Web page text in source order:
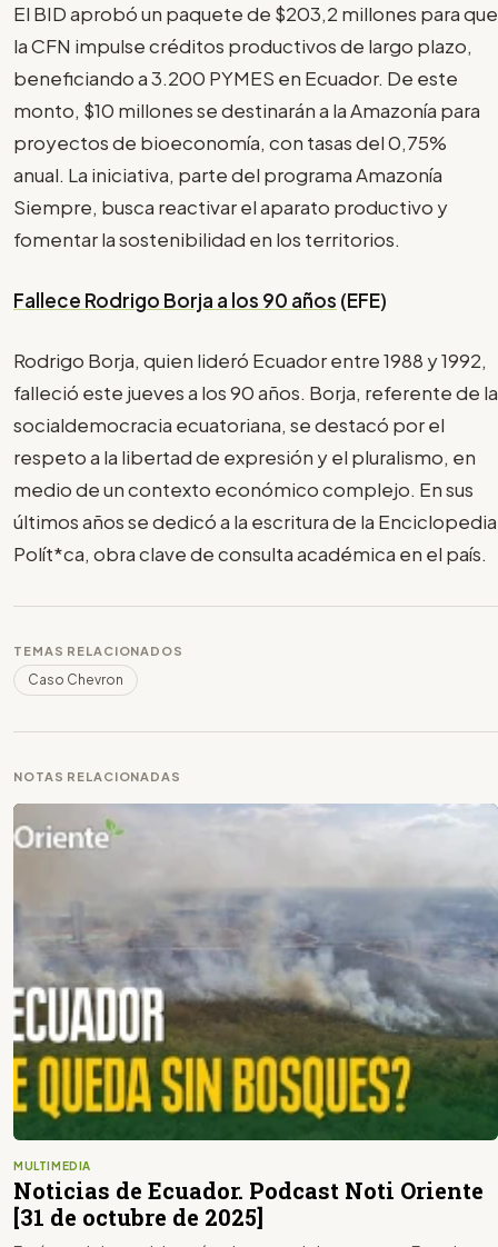
El BID aprobó un paquete de $203,2 millones para que
la CFN impulse créditos productivos de largo plazo,
beneficiando a 3.200 PYMES en Ecuador. De este
monto, $10 millones se destinarán a la Amazonía para
proyectos de bioeconomía, con tasas del 0,75%
anual. La iniciativa, parte del programa Amazonía
Siempre, busca reactivar el aparato productivo y
fomentar la sostenibilidad en los territorios.
Fallece Rodrigo Borja a los 90 años (EFE)
Rodrigo Borja, quien lideró Ecuador entre 1988 y 1992,
falleció este jueves a los 90 años. Borja, referente de la
socialdemocracia ecuatoriana, se destacó por el
respeto a la libertad de expresión y el pluralismo, en
medio de un contexto económico complejo. En sus
últimos años se dedicó a la escritura de la Enciclopedia
Polít*ca, obra clave de consulta académica en el país.
TEMAS RELACIONADOS
Caso Chevron
NOTAS RELACIONADAS
MULTIMEDIA
Noticias de Ecuador. Podcast Noti Oriente
[31 de octubre de 2025]